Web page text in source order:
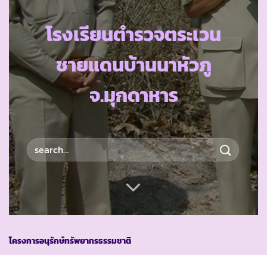
โรงเรียนตำรวจตระเวน
ชายแดนบ้านนาหัวภู
จ.มุกดาหาร
โครงการอนุรักษ์ทรัพยากรธรรมชาติ